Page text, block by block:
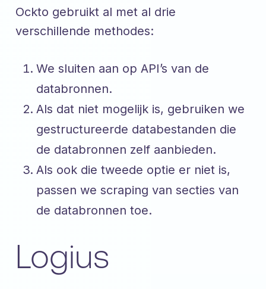
Ockto gebruikt al met al drie
verschillende methodes:
We sluiten aan op API’s van de
databronnen.
Als dat niet mogelijk is, gebruiken we
gestructureerde databestanden die
de databronnen zelf aanbieden.
Als ook die tweede optie er niet is,
passen we scraping van secties van
de databronnen toe.
Logius